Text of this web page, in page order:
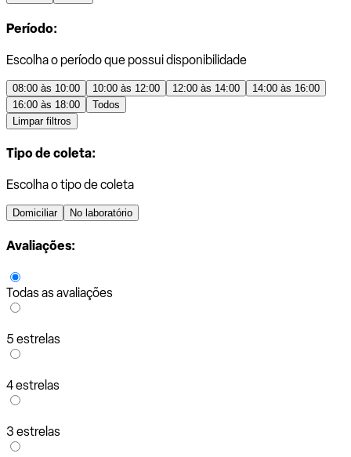
Período:
Escolha o período que possui disponibilidade
08:00 às 10:00 10:00 às 12:00 12:00 às 14:00
14:00 às 16:00
16:00 às 18:00
Todos
Limpar filtros
Tipo de coleta:
Escolha o tipo de coleta
Domiciliar No laboratório
Avaliações:
Todas as avaliações
5 estrelas
4 estrelas
3 estrelas